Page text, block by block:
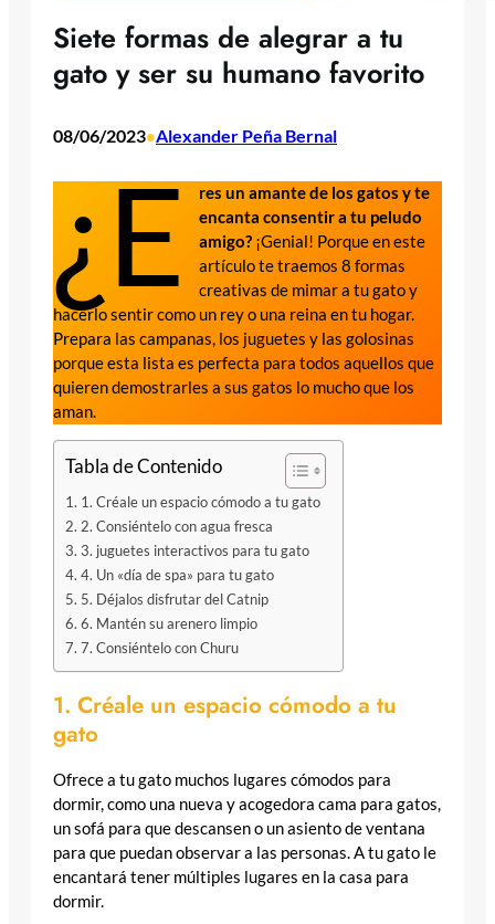
Siete formas de alegrar a tu
gato y ser su humano favorito
08/06/2023•Alexander Peña Bernal
¿E
res un amante de los gatos y te
encanta consentir a tu peludo
amigo? ¡Genial! Porque en este
artículo te traemos 8 formas
creativas de mimar a tu gato y
hacerlo sentir como un rey o una reina en tu hogar.
Prepara las campanas, los juguetes y las golosinas
porque esta lista es perfecta para todos aquellos que
quieren demostrarles a sus gatos lo mucho que los
aman.
Tabla de Contenido
1. Créale un espacio cómodo a tu gato
2. Consiéntelo con agua fresca
3. juguetes interactivos para tu gato
4. Un «día de spa» para tu gato
5. Déjalos disfrutar del Catnip
6. Mantén su arenero limpio
7. Consiéntelo con Churu
1. Créale un espacio cómodo a tu
gato
Ofrece a tu gato muchos lugares cómodos para
dormir, como una nueva y acogedora cama para gatos,
un sofá para que descansen o un asiento de ventana
para que puedan observar a las personas. A tu gato le
encantará tener múltiples lugares en la casa para
dormir.